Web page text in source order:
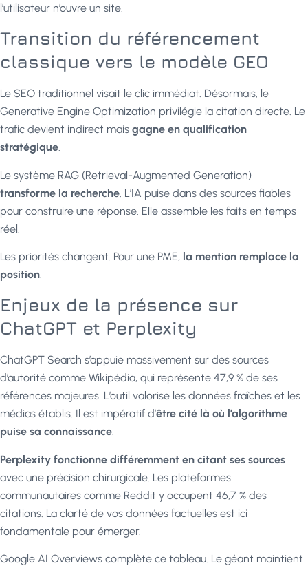
l’utilisateur n’ouvre un site.
Transition du référencement
classique vers le modèle GEO
Le SEO traditionnel visait le clic immédiat. Désormais, le
Generative Engine Optimization privilégie la citation directe. Le
trafic devient indirect mais gagne en qualification
stratégique.
Le système RAG (Retrieval-Augmented Generation)
transforme la recherche . L’IA puise dans des sources fiables
pour construire une réponse. Elle assemble les faits en temps
réel.
Les priorités changent. Pour une PME, la mention remplace la
position.
Enjeux de la présence sur
ChatGPT et Perplexity
ChatGPT Search s’appuie massivement sur des sources
d’autorité comme Wikipédia, qui représente 47,9 % de ses
références majeures. L’outil valorise les données fraîches et les
médias établis. Il est impératif d’être cité là où l’algorithme
puise sa connaissance.
Perplexity fonctionne différemment en citant ses sources
avec une précision chirurgicale. Les plateformes
communautaires comme Reddit y occupent 46,7 % des
citations. La clarté de vos données factuelles est ici
fondamentale pour émerger.
Google AI Overviews complète ce tableau. Le géant maintient